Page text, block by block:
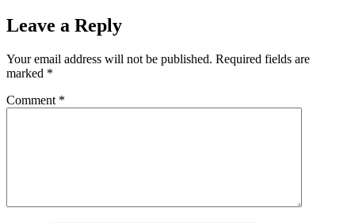
Leave a Reply
Your email address will not be published. Required fields are
marked *
Comment *